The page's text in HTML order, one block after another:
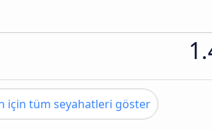
için tüm seyahatleri göster